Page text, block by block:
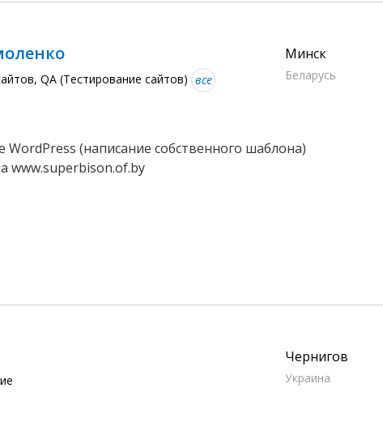
QA (Тестирование сайтов) все
Минск
Беларусь
WordPress (написание собственного шаблона)
www.superbison.of.by
Чернигов
Украина